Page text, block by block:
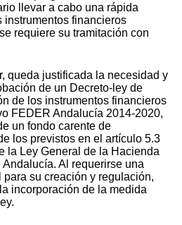
llevar a cabo una rápida
instrumentos financieros
requiere su tramitación con
queda justificada la necesidad y
de un Decreto-ley de
de los instrumentos financieros
FEDER Andalucía 2014-2020,
un fondo carente de
los previstos en el artículo 5.3
la Ley General de la Hacienda
Al requerirse una
su creación y regulación,
incorporación de la medida